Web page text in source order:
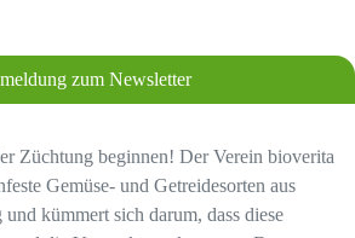
zum Newsletter
Züchtung beginnen! Der Verein bioverita
Gemüse- und Getreidesorten aus
kümmert sich darum, dass diese